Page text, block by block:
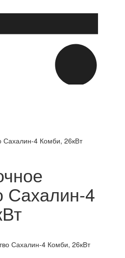
Сахалин-4 Комби, 26кВт
Сахалин-4